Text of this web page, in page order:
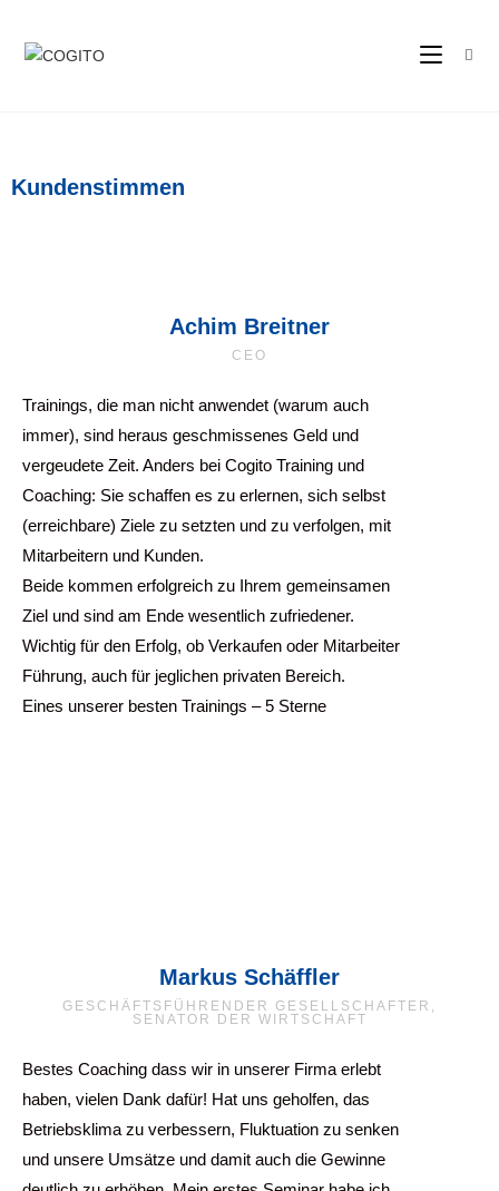
Kundenstimmen
Achim Breitner
CEO
Trainings, die man nicht anwendet (warum auch
immer), sind heraus geschmissenes Geld und
vergeudete Zeit. Anders bei Cogito Training und
Coaching: Sie schaffen es zu erlernen, sich selbst
(erreichbare) Ziele zu setzten und zu verfolgen, mit
Mitarbeitern und Kunden.
Beide kommen erfolgreich zu Ihrem gemeinsamen
Ziel und sind am Ende wesentlich zufriedener.
Wichtig für den Erfolg, ob Verkaufen oder Mitarbeiter
Führung, auch für jeglichen privaten Bereich.
Eines unserer besten Trainings – 5 Sterne
Markus Schäffler
GESCHÄFTSFÜHRENDER GESELLSCHAFTER,
SENATOR DER WIRTSCHAFT
Bestes Coaching dass wir in unserer Firma erlebt
haben, vielen Dank dafür! Hat uns geholfen, das
Betriebsklima zu verbessern, Fluktuation zu senken
und unsere Umsätze und damit auch die Gewinne